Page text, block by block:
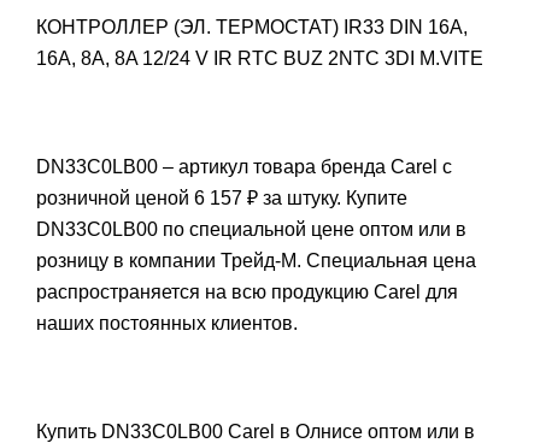
КОНТРОЛЛЕР (ЭЛ. ТЕРМОСТАТ) IR33 DIN 16A,
16A, 8A, 8A 12/24 V IR RTC BUZ 2NTC 3DI M.VITE
DN33C0LB00 – артикул товара бренда Carel с
розничной ценой 6 157 ₽ за штуку. Купите
DN33C0LB00 по специальной цене оптом или в
розницу в компании Трейд-М. Специальная цена
распространяется на всю продукцию Carel для
наших постоянных клиентов.
Купить DN33C0LB00 Carel в Олнисе оптом или в